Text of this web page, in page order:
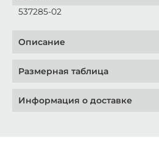
537285-02
Описание
Размерная таблица
Информация о доставке